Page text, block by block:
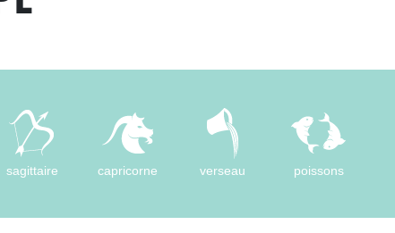
sagittaire capricorne verseau poissons